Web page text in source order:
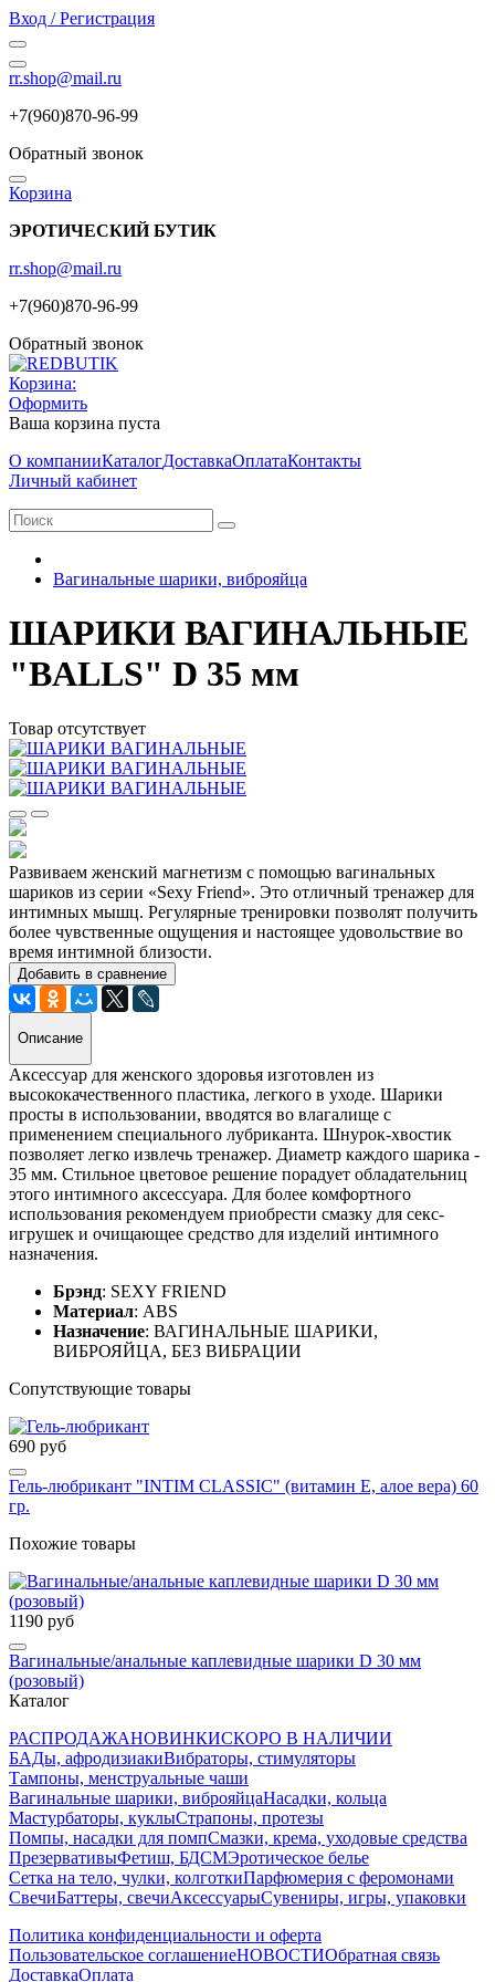
Вход / Регистрация
rr.shop@mail.ru
+7(960)870-96-99
Обратный звонок
Корзина
ЭРОТИЧЕСКИЙ БУТИК
rr.shop@mail.ru
+7(960)870-96-99
Обратный звонок
Корзина:
Оформить
Ваша корзина пуста
О компанииКаталогДоставкаОплатаКонтакты
Личный кабинет
Вагинальные шарики, виброяйца
ШАРИКИ ВАГИНАЛЬНЫЕ
"BALLS" D 35 мм
Товар отсутствует
Развиваем женский магнетизм с помощью вагинальных
шариков из серии «Sexy Friend». Это отличный тренажер для
интимных мышц. Регулярные тренировки позволят получить
более чувственные ощущения и настоящее удовольствие во
время интимной близости.
Добавить в сравнение
Описание
Аксессуар для женского здоровья изготовлен из
высококачественного пластика, легкого в уходе. Шарики
просты в использовании, вводятся во влагалище с
применением специального лубриканта. Шнурок-хвостик
позволяет легко извлечь тренажер. Диаметр каждого шарика -
35 мм. Стильное цветовое решение порадует обладательниц
этого интимного аксессуара. Для более комфортного
использования рекомендуем приобрести смазку для секс-
игрушек и очищающее средство для изделий интимного
назначения.
Брэнд: SEXY FRIEND
Материал: ABS
Назначение: ВАГИНАЛЬНЫЕ ШАРИКИ,
ВИБРОЯЙЦА, БЕЗ ВИБРАЦИИ
Сопутствующие товары
690 руб
Гель-любрикант "INTIM CLASSIC" (витамин Е, алое вера) 60
гр.
Похожие товары
1190 руб
Вагинальные/анальные каплевидные шарики D 30 мм
(розовый)
Каталог
РАСПРОДАЖАНОВИНКИСКОРО В НАЛИЧИИ
БАДы, афродизиакиВибраторы, стимуляторы
Тампоны, менструальные чаши
Вагинальные шарики, виброяйцаНасадки, кольца
Мастурбаторы, куклыСтрапоны, протезы
Помпы, насадки для помпСмазки, крема, уходовые средства
ПрезервативыФетиш, БДСМЭротическое белье
Сетка на тело, чулки, колготкиПарфюмерия с феромонами
СвечиБаттеры, свечиАксессуарыСувениры, игры, упаковки
Политика конфиденциальности и оферта
Пользовательское соглашениеНОВОСТИОбратная связь
ДоставкаОплата